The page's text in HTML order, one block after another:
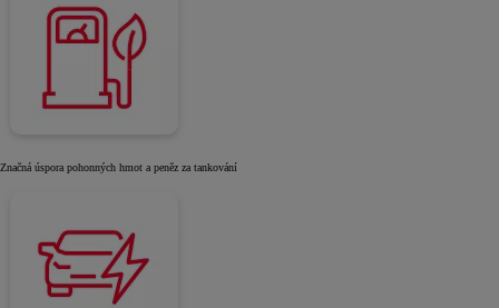
Značná úspora pohonných hmot a peněz za tankování